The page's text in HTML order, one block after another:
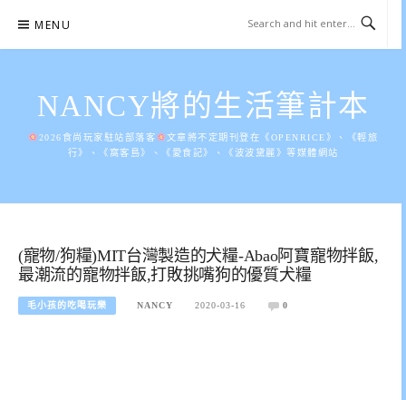
content
MENU
NANCY將的生活筆計本
2026食尚玩家駐站部落客
文章將不定期刊登在《OPENRICE》、《輕旅
行》、《窩客島》、《愛食記》、《波波黛麗》等媒體網站
(寵物/狗糧)MIT台灣製造的犬糧-Abao阿寶寵物拌飯,
最潮流的寵物拌飯,打敗挑嘴狗的優質犬糧
毛小孩的吃喝玩樂 NANCY 2020-03-16 0